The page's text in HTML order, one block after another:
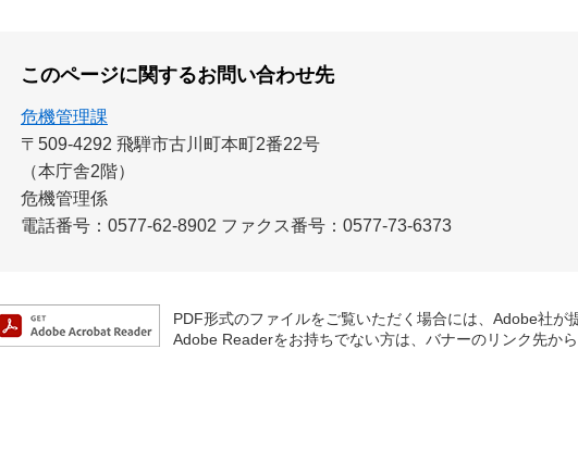
このページに関するお問い合わせ先
危機管理課
〒509-4292 飛騨市古川町本町2番22号
（本庁舎2階）
危機管理係
電話番号：0577-62-8902 ファクス番号：0577-73-6373
PDF形式のファイルをご覧いただく場合には、Adobe社が
Adobe Readerをお持ちでない方は、バナーのリンク先か